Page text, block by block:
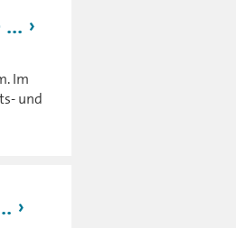
Im
und